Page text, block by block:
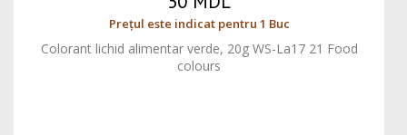
Prețul este indicat pentru 1 Buc
Colorant lichid alimentar verde, 20g WS-La17 21 Food
colours